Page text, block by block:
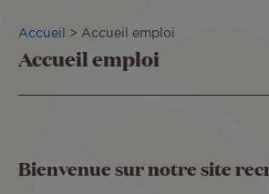
Fil
d'Ariane
Accueil Accueil emploi
Accueil emploi
Bienvenue sur notre site